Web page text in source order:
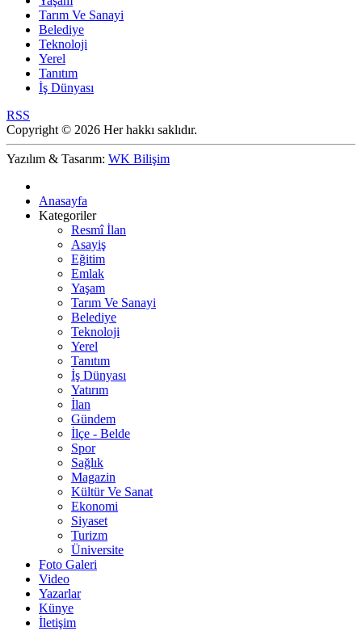
Tarım Ve Sanayi
Belediye
Teknoloji
Yerel
Tanıtım
İş Dünyası
RSS
Copyright © 2026 Her hakkı saklıdır.
Yazılım & Tasarım: WK Bilişim
Anasayfa
Kategoriler
Resmî İlan
Asayiş
Eğitim
Emlak
Yaşam
Tarım Ve Sanayi
Belediye
Teknoloji
Yerel
Tanıtım
İş Dünyası
Yatırım
İlan
Gündem
İlçe - Belde
Spor
Sağlık
Magazin
Kültür Ve Sanat
Ekonomi
Siyaset
Turizm
Üniversite
Foto Galeri
Video
Yazarlar
Künye
İletişim